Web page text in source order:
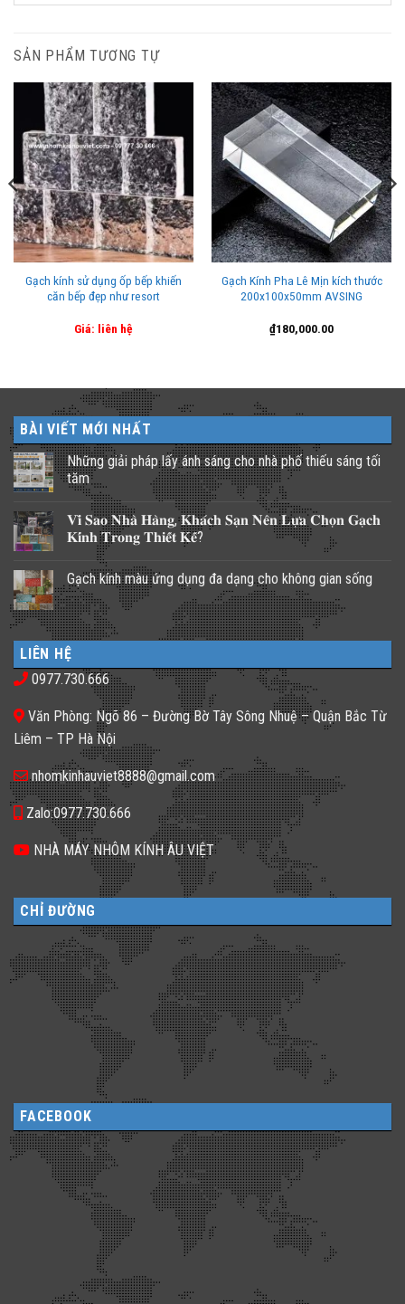
SẢN PHẨM TƯƠNG TỰ
Gạch kính sử dụng ốp bếp khiến
căn bếp đẹp như resort
Giá: liên hệ
Gạch Kính Pha Lê Mịn kích thước
200x100x50mm AVSING
₫180,000.00
BÀI VIẾT MỚI NHẤT
Những giải pháp lấy ánh sáng cho nhà phố thiếu sáng tối
tăm
Không
bình
luận
ở
pháp
lấy
ánh
sáng
cho
nhà
phố
thiếu
sáng
tối
𝐕𝐢̀ 𝐒𝐚𝐨 𝐍𝐡𝐚̀ 𝐇𝐚̀𝐧𝐠, 𝐊𝐡𝐚́𝐜𝐡 𝐒𝐚̣𝐧 𝐍𝐞̂𝐧 𝐋𝐮̛̣𝐚 𝐂𝐡𝐨̣𝐧 𝐆𝐚̣𝐜𝐡
𝐊𝐢́𝐧𝐡 𝐓𝐫𝐨𝐧𝐠 𝐓𝐡𝐢𝐞̂́𝐭 𝐊𝐞̂́?
bình
luận
ở
𝐕𝐢̀
𝐒𝐚𝐨
𝐍𝐡𝐚̀
𝐇𝐚̀𝐧𝐠,
𝐊𝐡𝐚́𝐜𝐡
𝐒𝐚̣𝐧
𝐍𝐞̂𝐧
𝐂𝐡𝐨̣𝐧
𝐆𝐚̣𝐜𝐡
𝐊𝐢́𝐧𝐡
𝐓𝐫𝐨𝐧𝐠
𝐓𝐡𝐢𝐞̂́𝐭
𝐊𝐞̂́?
Gạch kính màu ứng dụng đa dạng cho không gian sống
Không
có
bình
luận
ở
Gạch
kính
màu
đa
dạng
cho
không
gian
sống
LIÊN HỆ
0977.730.666
Văn Phòng: Ngõ 86 – Đường Bờ Tây Sông Nhuệ – Quận Bắc Từ
Liêm – TP Hà Nội
nhomkinhauviet8888@gmail.com
Zalo:0977.730.666
NHÀ MÁY NHÔM KÍNH ÂU VIỆT
CHỈ ĐƯỜNG
FACEBOOK